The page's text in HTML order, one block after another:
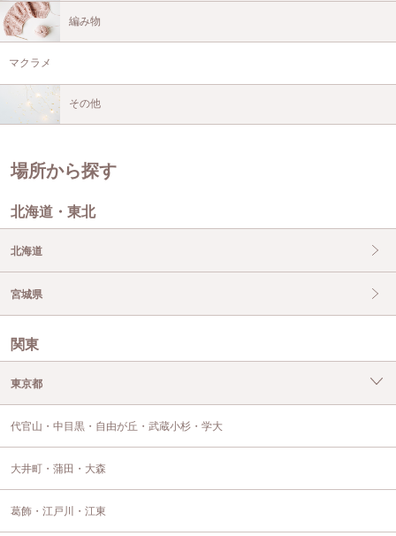
編み物
マクラメ
その他
場所から探す
北海道・東北
北海道
宮城県
関東
東京都
代官山・中目黒・自由が丘・武蔵小杉・学大
大井町・蒲田・大森
葛飾・江戸川・江東